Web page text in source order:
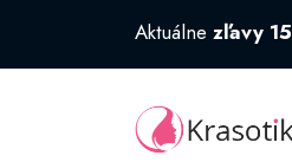
Aktuálne zľavy